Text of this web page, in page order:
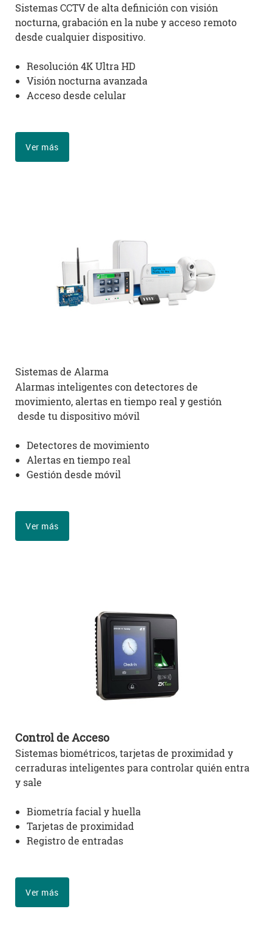
Sistemas CCTV de alta definición con visión
nocturna, grabación en la nube y acceso remoto
desde cualquier dispositivo.
Resolución 4K Ultra HD
Visión nocturna avanzada
Acceso desde celular
Ver más
Sistemasde Alarma
Alarmas inteligentes con detectores de
movimiento, alertas en tiempo real y gestión
desde tu dispositivo móvil
Detectores de movimiento
Alertas en tiempo real
Gestión desde móvil
Ver más
Control deAcceso
Sistemas biométricos, tarjetas de proximidad y
cerraduras inteligentes para controlar quién entra
y sale
Biometría facial y huella
Tarjetas de proximidad
Registro de entradas
Ver más